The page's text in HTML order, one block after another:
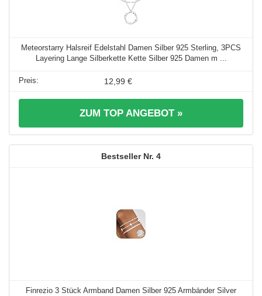
Meteorstarry Halsreif Edelstahl Damen Silber 925 Sterling, 3PCS
Layering Lange Silberkette Kette Silber 925 Damen m ...
12,99 €
ZUM TOP ANGEBOT »
4
Finrezio 3 Stück Armband Damen Silber 925 Armbänder Silver